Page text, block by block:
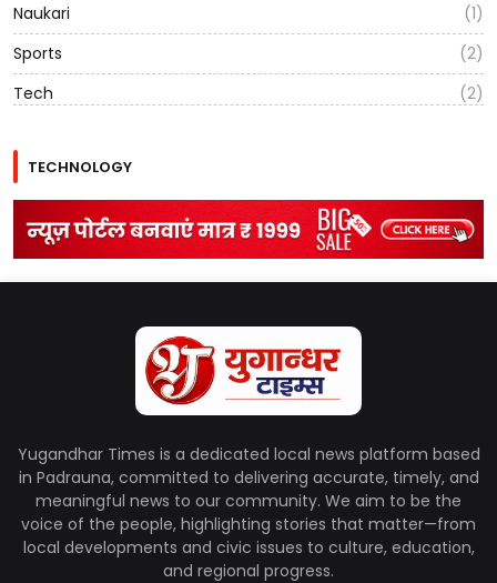
Naukari
(1)
Sports
(2)
Tech
(2)
TECHNOLOGY
Yugandhar Times is a dedicated local news platform based
in Padrauna, committed to delivering accurate, timely, and
meaningful news to our community. We aim to be the
voice of the people, highlighting stories that matter—from
local developments and civic issues to culture, education,
and regional progress.